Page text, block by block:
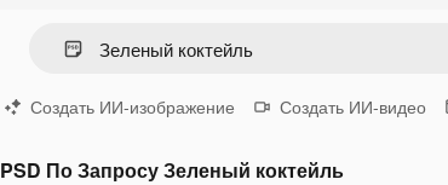
Создать ИИ-изображение Создать ИИ-видео
PSD По Запросу Зеленый коктейль